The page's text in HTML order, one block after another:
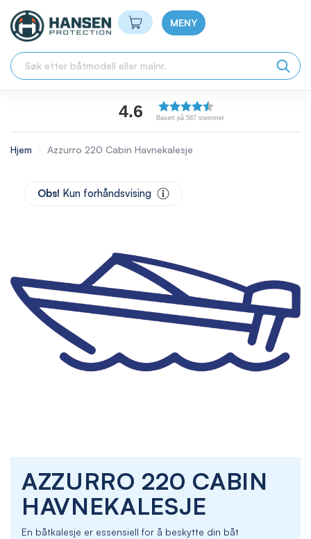
Min handlekurv
MENY
4.6 Basert på 587 stemmer
Hjem Azzurro 220 Cabin Havnekalesje
AZZURRO 220 CABIN
HAVNEKALESJE
En båtkalesje er essensiell for å beskytte din båt
Obs! Kun forhåndsvising
the
beginning
the